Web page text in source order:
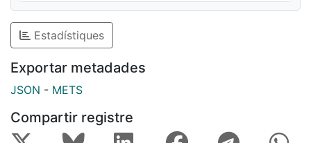
Estadístiques
Exportar metadades
JSON - METS
Compartir registre